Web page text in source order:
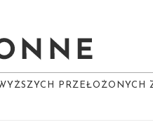
PRZEŁOŻONYCH